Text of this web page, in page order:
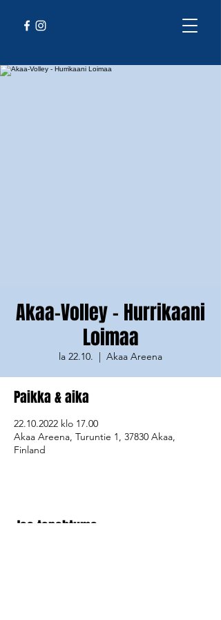
Akaa-Volley - Hurrikaani
Loimaa
la 22.10.
  |
Akaa Areena
Paikka & aika
22.10.2022 klo 17.00
Akaa Areena, Turuntie 1, 37830 Akaa,
Finland
Jaa tapahtuma